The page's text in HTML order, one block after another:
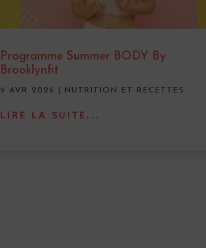
Programme Summer BODY By
Brooklynfit
9 AVR 2026 NUTRITION ET RECETTES
LIRE LA SUITE...